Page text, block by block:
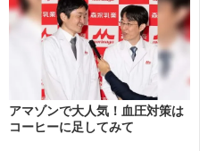
アマゾンで大人気！血圧対策は
コーヒーに足してみて